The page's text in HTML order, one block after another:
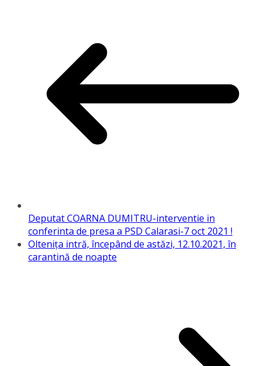
Deputat COARNA DUMITRU-interventie in
conferinta de presa a PSD Calarasi-7 oct 2021 !
Oltenița intră, începând de astăzi, 12.10.2021, în
carantină de noapte